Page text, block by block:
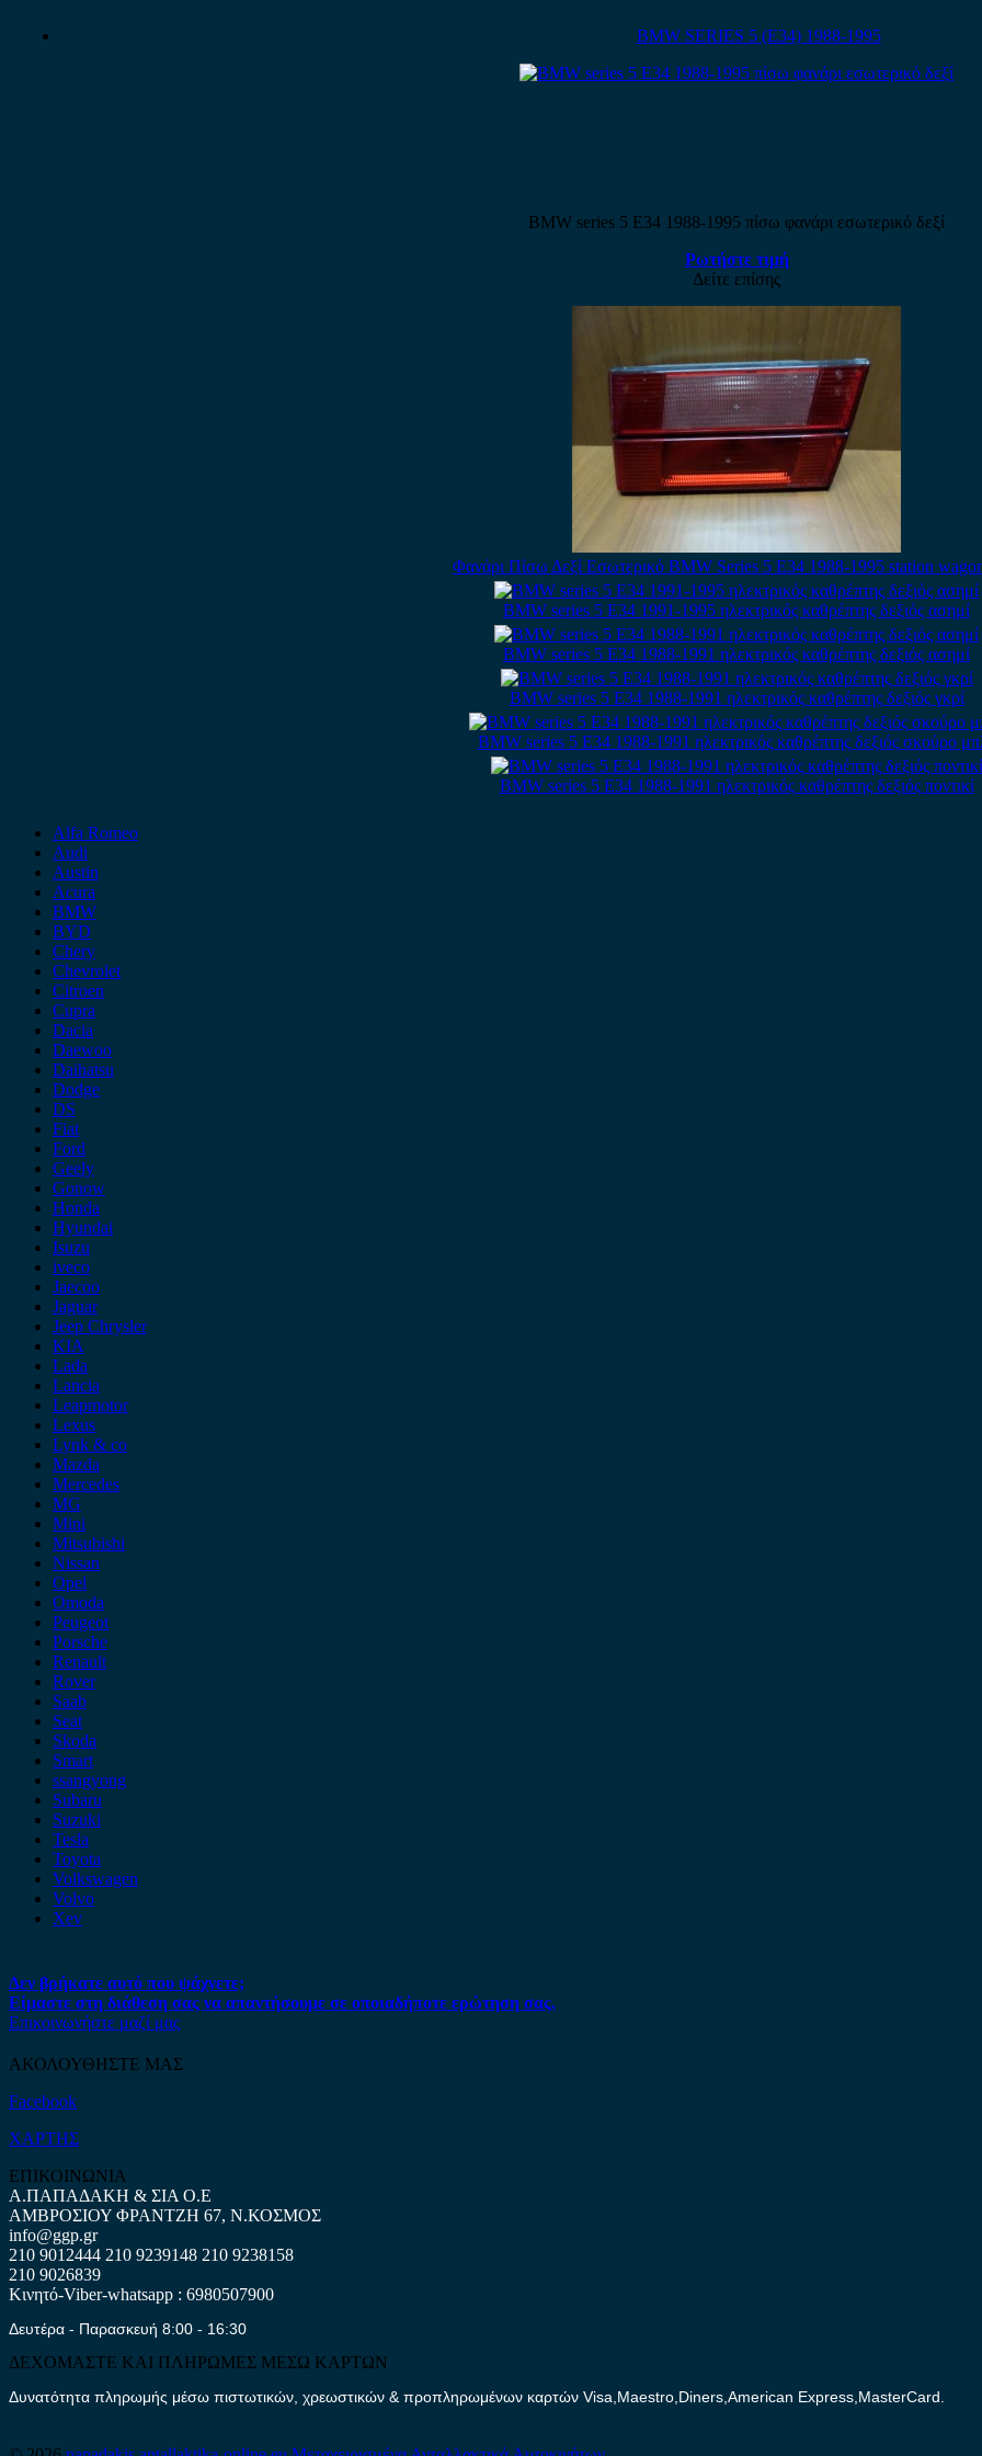
BMW SERIES 5 (E34) 1988-1995
BMW series 5 E34 1988-1995 πίσω φανάρι εσωτερικό δεξί
Ρωτήστε τιμή
Δείτε επίσης
Φανάρι Πίσω Δεξί Εσωτερικό BMW Series 5 E34 1988-1995 station
BMW series 5 E34 1991-1995 ηλεκτρικός καθρέπτης δεξιός ασημί
BMW series 5 E34 1988-1991 ηλεκτρικός καθρέπτης δεξιός ασημί
BMW series 5 E34 1988-1991 ηλεκτρικός καθρέπτης δεξιός γκρί
BMW series 5 E34 1988-1991 ηλεκτρικός καθρέπτης δεξιός σκούρο
BMW series 5 E34 1988-1991 ηλεκτρικός καθρέπτης δεξιός ποντικί
Alfa Romeo
Audi
Austin
Acura
BMW
BYD
Chery
Chevrolet
Citroen
Cupra
Dacia
Daewoo
Daihatsu
Dodge
DS
Fiat
Ford
Geely
Gonow
Honda
Hyundai
Isuzu
iveco
Jaecoo
Jaguar
Jeep Chrysler
KIA
Lada
Lancia
Leapmotor
Lexus
Lynk & co
Mazda
Mercedes
MG
Mini
Mitsubishi
Nissan
Opel
Omoda
Peugeot
Porsche
Renault
Rover
Saab
Seat
Skoda
Smart
ssangyong
Subaru
Suzuki
Tesla
Toyota
Volkswagen
Volvo
Xev
Δεν βρήκατε αυτό που ψάχνετε;
Είμαστε στη διάθεση σας να απαντήσουμε σε οποιαδήποτε ερώτηση σας.
Επικοινωνήστε μαζί μας
ΑΚΟΛΟΥΘΗΣΤΕ ΜΑΣ
Facebook
ΧΑΡΤΗΣ
ΕΠΙΚΟΙΝΩΝΙΑ
Α.ΠΑΠΑΔΑΚΗ & ΣΙΑ Ο.Ε
ΑΜΒΡΟΣΙΟΥ ΦΡΑΝΤΖΗ 67, Ν.ΚΟΣΜΟΣ
info@ggp.gr
210 9012444 210 9239148 210 9238158
210 9026839
Κινητό-Viber-whatsapp : 6980507900
Δευτέρα - Παρασκευή 8:00 - 16:30
ΔΕΧΟΜΑΣΤΕ ΚΑΙ ΠΛΗΡΩΜΕΣ ΜΕΣΩ ΚΑΡΤΩΝ
Δυνατότητα πληρωμής μέσω πιστωτικών, χρεωστικών & προπληρωμένων καρτών Visa,Maestro,Diners,American Express,MasterCard.